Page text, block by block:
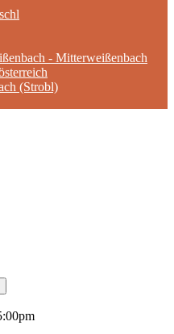
- Mitterweißenbach
(Strobl)